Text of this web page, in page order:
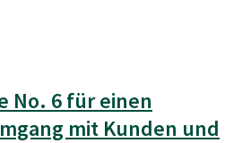
No. 6 für einen
mit Kunden und